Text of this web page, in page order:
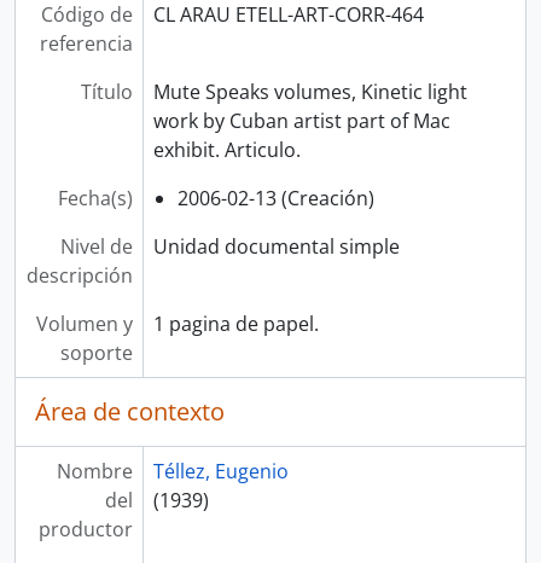
Código de
referencia
CL ARAU ETELL-ART-CORR-464
Título
Mute Speaks volumes, Kinetic light
work by Cuban artist part of Mac
exhibit. Articulo.
Fecha(s)
2006-02-13 (Creación)
Nivel de
descripción
Unidad documental simple
Volumen y
soporte
1 pagina de papel.
Área de contexto
Nombre
del
productor
Téllez, Eugenio
(1939)